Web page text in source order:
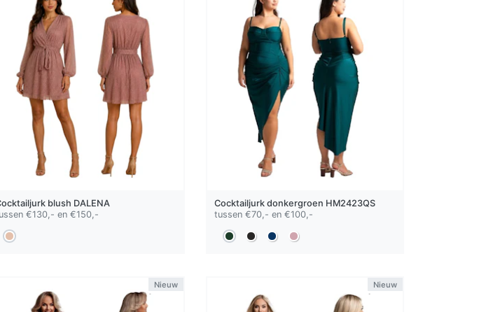
blush DALENA
€130,- en €150,-
Cocktailjurkdonkergroen HM2423QS
tussen €70,- en €100,-
Nieuw Nieuw